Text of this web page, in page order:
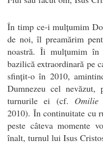
În timp ce-i mulțumim
de noi, îl preamărim
noastră. Îi mulțumim în
bazilică extraordinară pe
sfințit-o în 2010,
Dumnezeu cel
turnurile ei (cf.
2010). În continuitate cu
peste câteva momente
înalt, turnul lui Isus